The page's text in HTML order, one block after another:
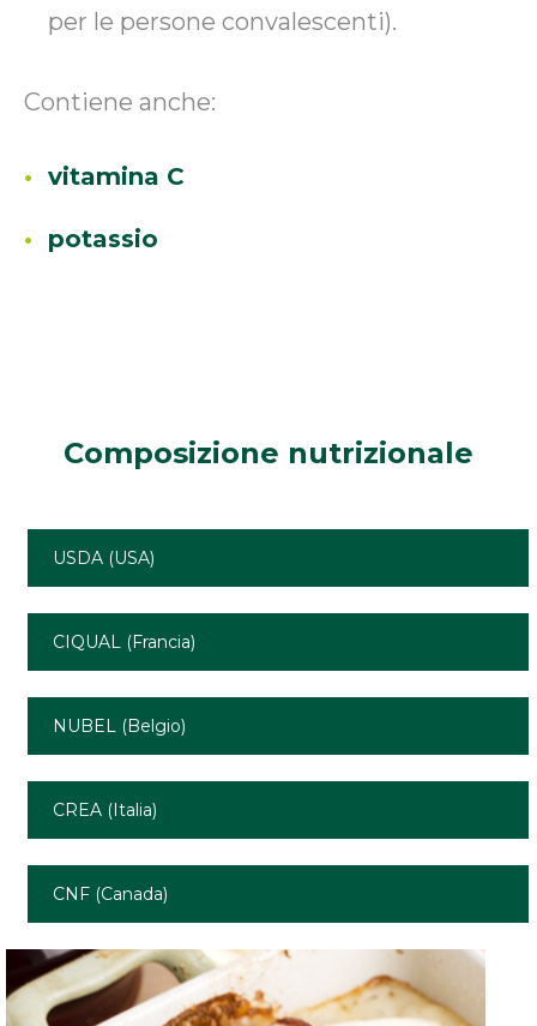
per le persone convalescenti).
Contiene anche:
vitamina C
potassio
Composizione nutrizionale
USDA (USA)
CIQUAL (Francia)
NUBEL (Belgio)
CREA (Italia)
CNF (Canada)